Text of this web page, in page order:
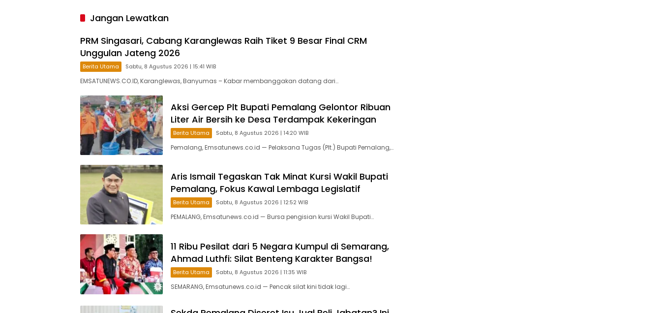
Jangan Lewatkan
PRM Singasari, Cabang Karanglewas Raih Tiket 9 Besar Final CRM
Unggulan Jateng 2026
Berita Utama Sabtu, 8 Agustus 2026 | 15:41 WIB
EMSATUNEWS.CO.ID, Karanglewas, Banyumas – Kabar membanggakan datang dari…
Aksi Gercep Plt Bupati Pemalang Gelontor Ribuan
Liter Air Bersih ke Desa Terdampak Kekeringan
Berita Utama Sabtu, 8 Agustus 2026 | 14:20 WIB
Pemalang, Emsatunews.co.id — Pelaksana Tugas (Plt.) Bupati Pemalang,…
Aris Ismail Tegaskan Tak Minat Kursi Wakil Bupati
Pemalang, Fokus Kawal Lembaga Legislatif
Berita Utama Sabtu, 8 Agustus 2026 | 12:52 WIB
PEMALANG, Emsatunews.co.id — Bursa pengisian kursi Wakil Bupati…
11 Ribu Pesilat dari 5 Negara Kumpul di Semarang,
Ahmad Luthfi: Silat Benteng Karakter Bangsa!
Berita Utama Sabtu, 8 Agustus 2026 | 11:35 WIB
SEMARANG, Emsatunews.co.id — Pencak silat kini tidak lagi…